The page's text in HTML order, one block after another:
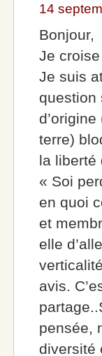
14
Bonjour,
Je
Je suis
question
terre)
la liberté
« Soi
en quoi
et
elle
avis.
pensée,
diversité